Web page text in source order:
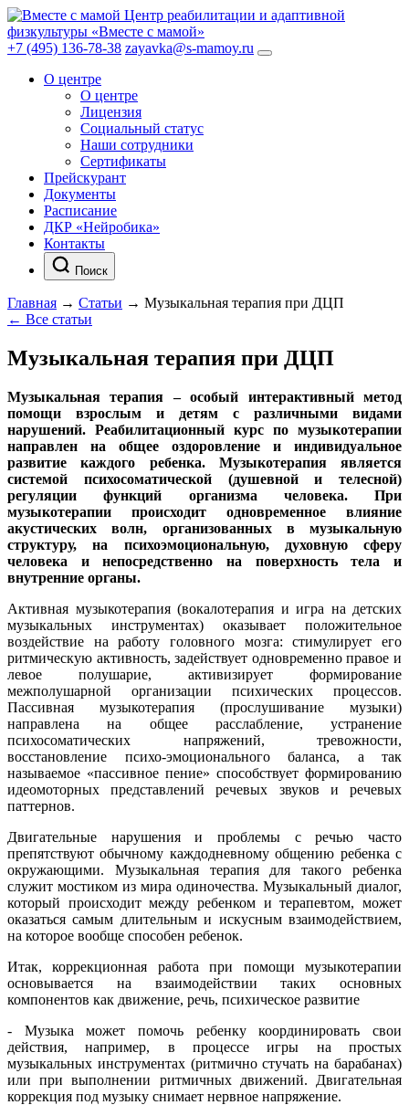
Центр реабилитации и адаптивной
физкультуры «Вместе с мамой»
+7 (495) 136-78-38 zayavka@s-mamoy.ru
О центре
О центре
Лицензия
Социальный статус
Наши сотрудники
Сертификаты
Прейскурант
Документы
Расписание
ДКР «Нейробика»
Контакты
Поиск
Главная → Статьи → Музыкальная терапия при ДЦП
← Все статьи
Музыкальная терапия при ДЦП
Музыкальная терапия – особый интерактивный метод
помощи взрослым и детям с различными видами
нарушений. Реабилитационный курс по музыкотерапии
направлен на общее оздоровление и индивидуальное
развитие каждого ребенка. Музыкотерапия является
системой психосоматической (душевной и телесной)
регуляции функций организма человека. При
музыкотерапии происходит одновременное влияние
акустических волн, организованных в музыкальную
структуру, на психоэмоциональную, духовную сферу
человека и непосредственно на поверхность тела и
внутренние органы.
Активная музыкотерапия (вокалотерапия и игра на детских
музыкальных инструментах) оказывает положительное
воздействие на работу головного мозга: стимулирует его
ритмическую активность, задействует одновременно правое и
левое полушарие, активизирует формирование
межполушарной организации психических процессов.
Пассивная музыкотерапия (прослушивание музыки)
направлена на общее расслабление, устранение
психосоматических напряжений, тревожности,
восстановление психо-эмоционального баланса, а так
называемое «пассивное пение» способствует формированию
идеомоторных представлений речевых звуков и речевых
паттернов.
Двигательные нарушения и проблемы с речью часто
препятствуют обычному каждодневному общению ребенка с
окружающими. Музыкальная терапия для такого ребенка
служит мостиком из мира одиночества. Музыкальный диалог,
который происходит между ребенком и терапевтом, может
оказаться самым длительным и искусным взаимодействием,
на которое вообще способен ребенок.
Итак, коррекционная работа при помощи музыкотерапии
основывается на взаимодействии таких основных
компонентов как движение, речь, психическое развитие
- Музыка может помочь ребенку координировать свои
действия, например, в процессе игры на простых
музыкальных инструментах (ритмично стучать на барабанах)
или при выполнении ритмичных движений. Двигательная
коррекция под музыку снимает нервное напряжение.